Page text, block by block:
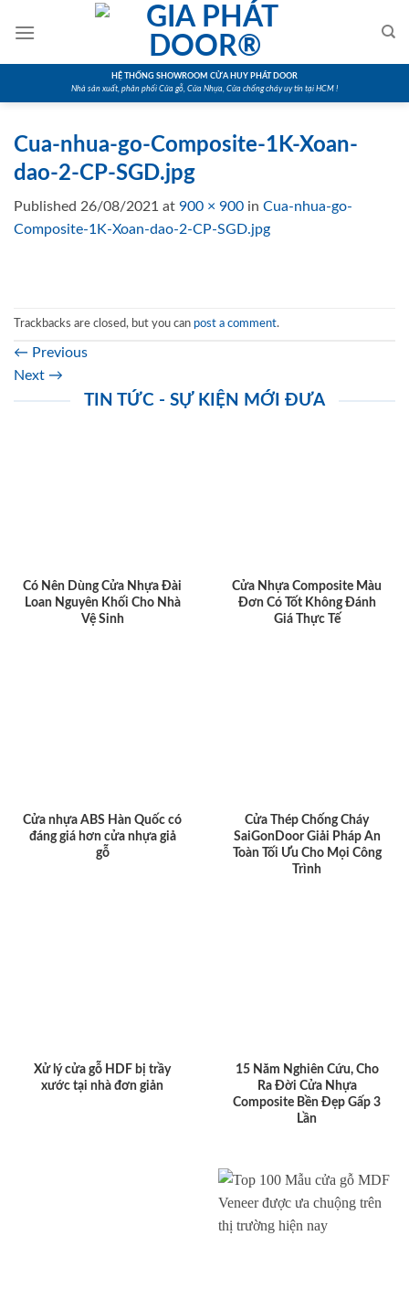
HỆ THỐNG SHOWROOM CỬA HUY PHÁT DOOR
Nhà sản xuất, phân phối Cửa gỗ, Cửa Nhựa, Cửa chống cháy uy tín tại HCM !
Cua-nhua-go-Composite-1K-Xoan-
dao-2-CP-SGD.jpg
Published 26/08/2021 at 900 × 900 in Cua-nhua-go-
Composite-1K-Xoan-dao-2-CP-SGD.jpg
Trackbacks are closed, but you can post a comment.
← Previous
Next →
TIN TỨC - SỰ KIỆN MỚI ĐƯA
Có Nên Dùng Cửa Nhựa Đài
Loan Nguyên Khối Cho Nhà
Vệ Sinh
Cửa Nhựa Composite Màu
Đơn Có Tốt Không Đánh
Giá Thực Tế
Cửa nhựa ABS Hàn Quốc có
đáng giá hơn cửa nhựa giả
gỗ
Cửa Thép Chống Cháy
SaiGonDoor Giải Pháp An
Toàn Tối Ưu Cho Mọi Công
Trình
Xử lý cửa gỗ HDF bị trầy
xước tại nhà đơn giản
15 Năm Nghiên Cứu, Cho
Ra Đời Cửa Nhựa
Composite Bền Đẹp Gấp 3
Lần